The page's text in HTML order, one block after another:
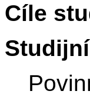
Cíle